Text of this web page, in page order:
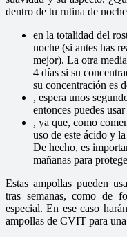
dentro de tu rutina de
en la totalidad del
noche (si antes has
mejor). La otra
4 días si su
su concentración es
, espera unos
entonces puedes
, ya que, como
uso de este ácido y
De hecho, es
mañanas para
Estas ampollas pueden
tras semanas, como de
especial. En ese caso
ampollas de CVIT para